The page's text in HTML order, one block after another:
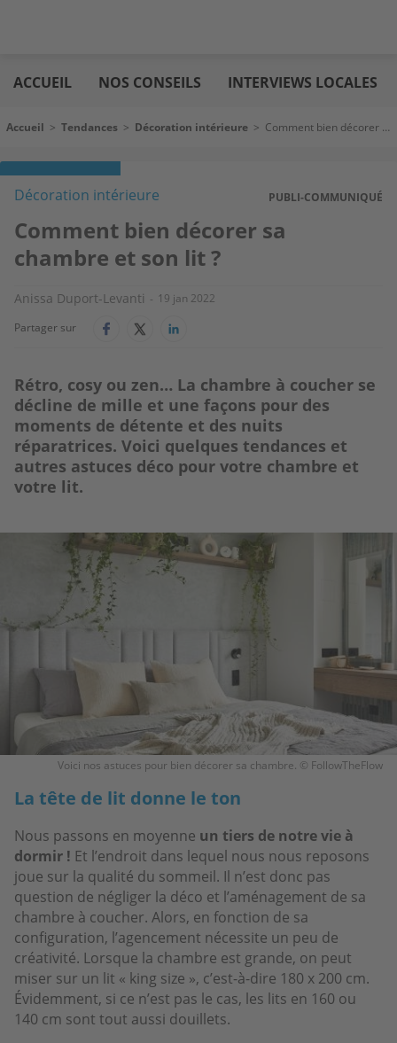
au
contenu
immo
ACCUEIL NOS CONSEILS INTERVIEWS LOCALES
Fil d'Ariane
Accueil > Tendances > Décoration intérieure > Comment bien décorer sa chambre et son lit ?
PUBLI-COMMUNIQUÉ
Décoration intérieure
Comment bien décorer sa
chambre et son lit ?
Anissa Duport-Levanti
19 jan 2022
Partager sur
Rétro, cosy ou zen… La chambre à coucher se
décline de mille et une façons pour des
moments de détente et des nuits
réparatrices. Voici quelques tendances et
autres astuces déco pour votre chambre et
votre lit.
Voici nos astuces pour bien décorer sa chambre. © FollowTheFlow
La tête de lit donne le ton
Nous passons en moyenne un tiers de notre vie à
dormir ! Et l’endroit dans lequel nous nous reposons
joue sur la qualité du sommeil. Il n’est donc pas
question de négliger la déco et l’aménagement de sa
chambre à coucher. Alors, en fonction de sa
configuration, l’agencement nécessite un peu de
créativité. Lorsque la chambre est grande, on peut
miser sur un lit « king size », c’est-à-dire 180 x 200 cm.
Évidemment, si ce n’est pas le cas, les lits en 160 ou
140 cm sont tout aussi douillets.